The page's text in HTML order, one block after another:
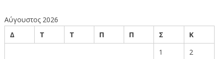
Αύγουστος 2026
Δ
Τ Τ Π Π Σ
Κ
1
2